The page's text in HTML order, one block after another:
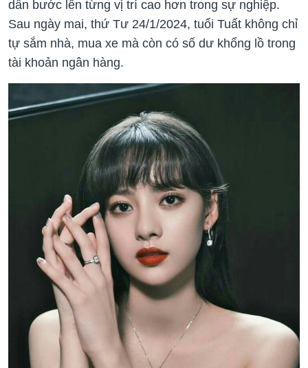
dần bước lên từng vị trí cao hơn trong sự nghiệp.
Sau ngày mai, thứ Tư 24/1/2024, tuổi Tuất không chỉ
tự sắm nhà, mua xe mà còn có số dư khổng lồ trong
tài khoản ngân hàng.